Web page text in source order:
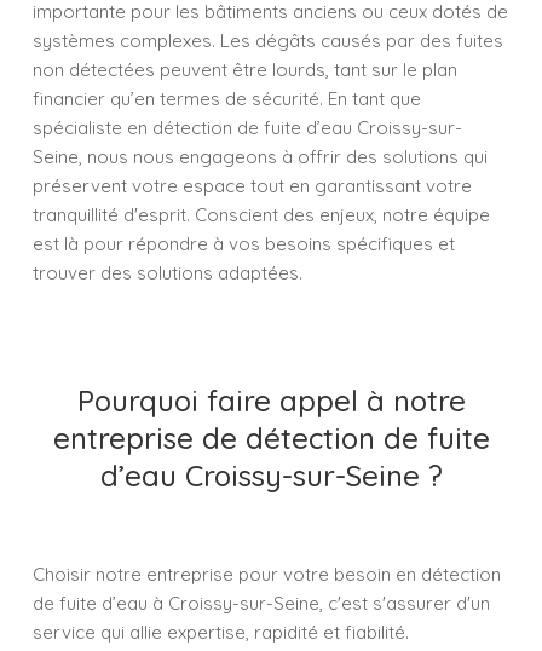
importante pour les bâtiments anciens ou ceux dotés de
systèmes complexes. Les dégâts causés par des fuites
non détectées peuvent être lourds, tant sur le plan
financier qu’en termes de sécurité. En tant que
spécialiste en détection de fuite d’eau Croissy-sur-
Seine, nous nous engageons à offrir des solutions qui
préservent votre espace tout en garantissant votre
tranquillité d'esprit. Conscient des enjeux, notre équipe
est là pour répondre à vos besoins spécifiques et
trouver des solutions adaptées.
Pourquoi faire appel à notre
entreprise de détection de fuite
d’eau Croissy-sur-Seine ?
Choisir notre entreprise pour votre besoin en détection
de fuite d’eau à Croissy-sur-Seine, c'est s'assurer d'un
service qui allie expertise, rapidité et fiabilité.